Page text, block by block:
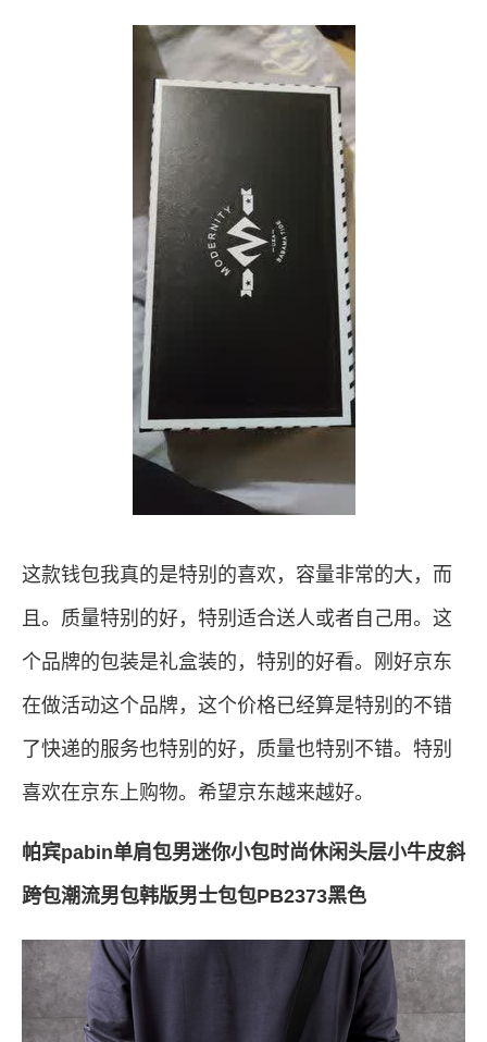
这款钱包我真的是特别的喜欢，容量非常的大，而
且。质量特别的好，特别适合送人或者自己用。这
个品牌的包装是礼盒装的，特别的好看。刚好京东
在做活动这个品牌，这个价格已经算是特别的不错
了快递的服务也特别的好，质量也特别不错。特别
喜欢在京东上购物。希望京东越来越好。
帕宾pabin单肩包男迷你小包时尚休闲头层小牛皮斜
跨包潮流男包韩版男士包包PB2373黑色